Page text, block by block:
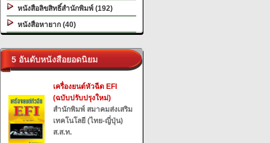
หนังสือลิขสิทธิ์สำนักพิมพ์ (192)
หนังสือหายาก (40)
5 อันดับหนังสือยอดนิยม
เครื่องยนต์หัวฉีด EFI
(ฉบับปรับปรุงใหม่)
สำนักพิมพ์ สมาคมส่งเสริม
เทคโนโลยี (ไทย-ญี่ปุ่น)
ส.ส.ท.